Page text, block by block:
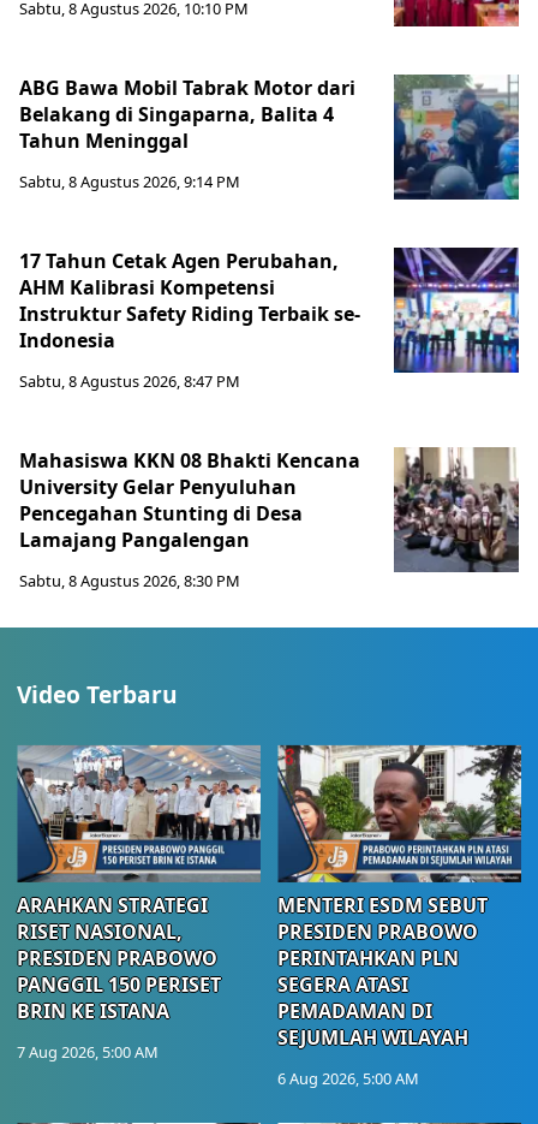
Sabtu, 8 Agustus 2026, 10:10 PM
ABG Bawa Mobil Tabrak Motor dari
Belakang di Singaparna, Balita 4
Tahun Meninggal
Sabtu, 8 Agustus 2026, 9:14 PM
17 Tahun Cetak Agen Perubahan,
AHM Kalibrasi Kompetensi
Instruktur Safety Riding Terbaik se-
Indonesia
Sabtu, 8 Agustus 2026, 8:47 PM
Mahasiswa KKN 08 Bhakti Kencana
University Gelar Penyuluhan
Pencegahan Stunting di Desa
Lamajang Pangalengan
Sabtu, 8 Agustus 2026, 8:30 PM
Video Terbaru
ARAHKAN STRATEGI
RISET NASIONAL,
PRESIDEN PRABOWO
PANGGIL 150 PERISET
BRIN KE ISTANA
7 Aug 2026, 5:00 AM
MENTERI ESDM SEBUT
PRESIDEN PRABOWO
PERINTAHKAN PLN
SEGERA ATASI
PEMADAMAN DI
SEJUMLAH WILAYAH
6 Aug 2026, 5:00 AM